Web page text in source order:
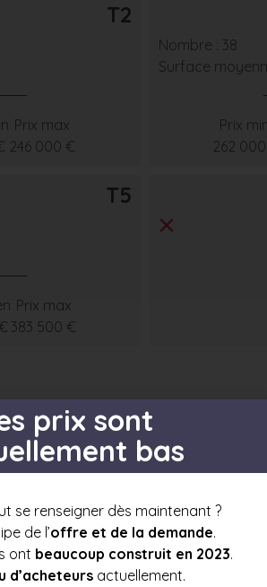
T2
Prix max
246 000 €
Nombre : 38
Surface
Prix
262
T5
Prix max
383 500 €
t4
t5
prix sont
bas
se renseigner dès maintenant ?
de l’offre et de la demande.
ont beaucoup construit en 2023.
d’acheteurs actuellement.